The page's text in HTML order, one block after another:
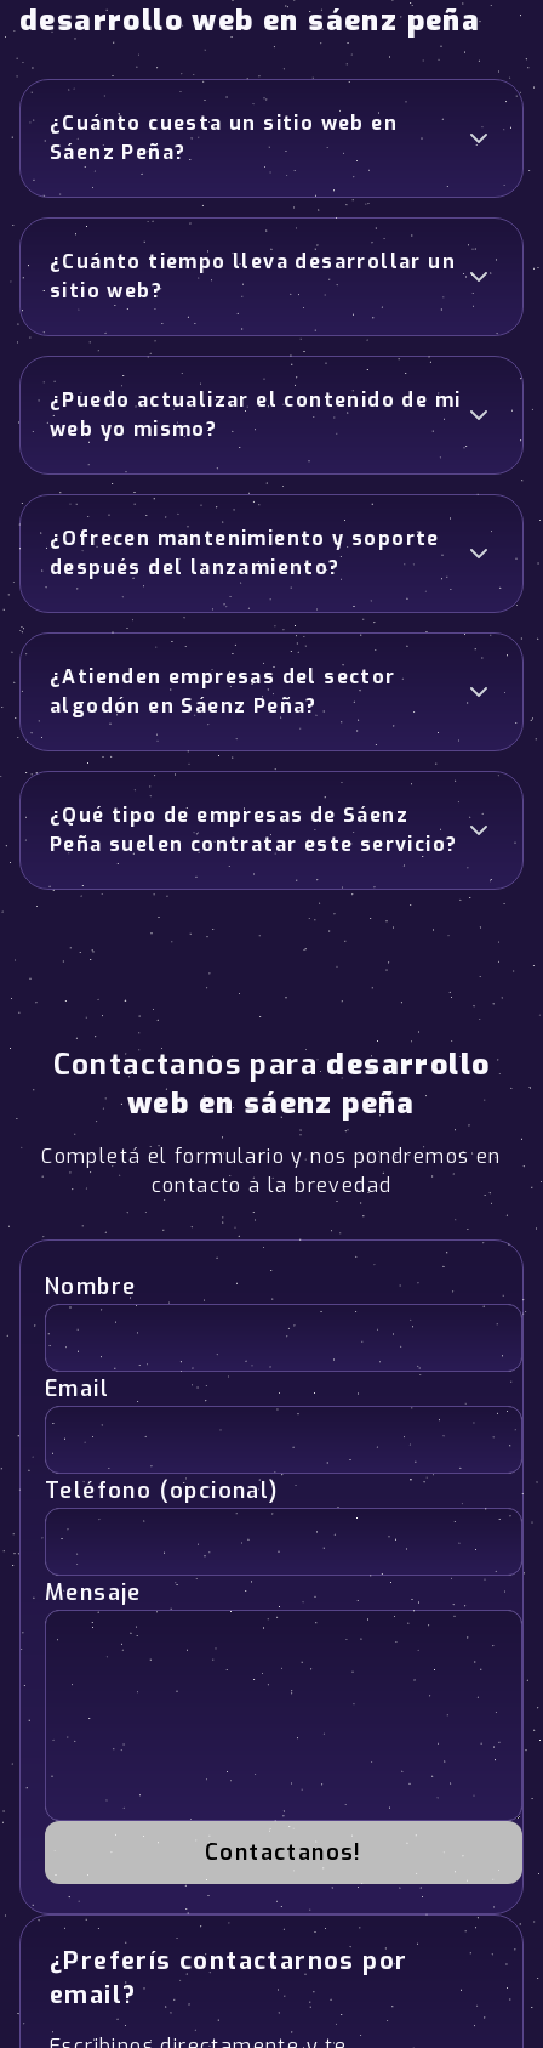
desarrollo web en sáenz peña
¿Cuánto cuesta un sitio web en
Sáenz Peña?
¿Cuánto tiempo lleva desarrollar un
sitio web?
¿Puedo actualizar el contenido de mi
web yo mismo?
¿Ofrecen mantenimiento y soporte
después del lanzamiento?
¿Atienden empresas del sector
algodón en Sáenz Peña?
¿Qué tipo de empresas de Sáenz
Peña suelen contratar este servicio?
Contactanos paradesarrollo
web en sáenz peña
Completá el formulario y nos pondremos en
contacto a la brevedad
Nombre
Email
Teléfono (opcional)
Mensaje
Contactanos!
¿Preferís contactarnos por
email?